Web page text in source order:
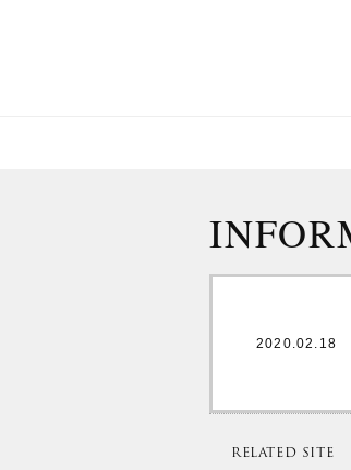
2020.02.18
RELATED SITE